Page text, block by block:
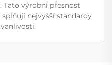
Tato výrobní přesnost
nejvyšší standardy